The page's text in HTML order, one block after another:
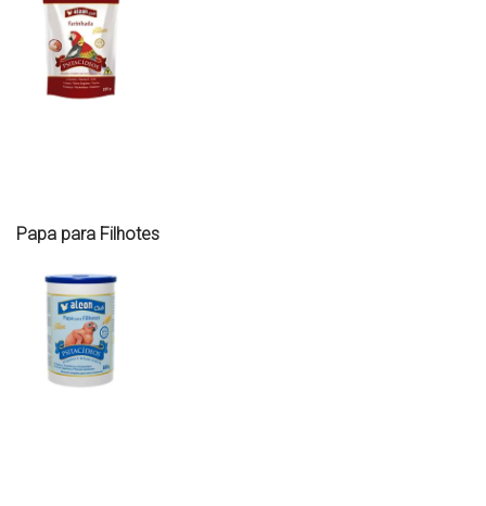
Papa para Filhotes